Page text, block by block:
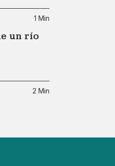
1 Min
un río
2 Min